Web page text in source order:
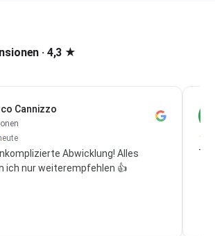
· 4,3 ★
Cannizzo
Abwicklung! Alles
ich nur weiterempfehlen 👍
★